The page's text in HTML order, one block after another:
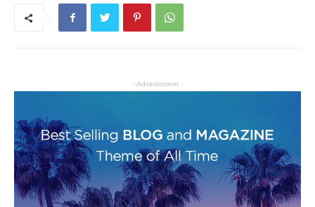
- Advertisment -